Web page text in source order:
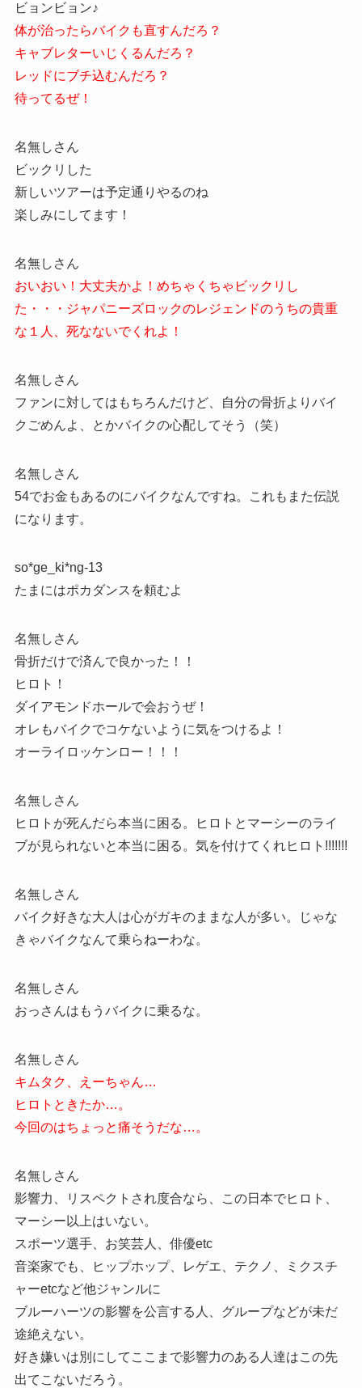
ビョンビョン♪
体が治ったらバイクも直すんだろ？
キャブレターいじくるんだろ？
レッドにブチ込むんだろ？
待ってるぜ！
名無しさん
ビックリした
新しいツアーは予定通りやるのね
楽しみにしてます！
名無しさん
おいおい！大丈夫かよ！めちゃくちゃビックリし
た・・・ジャパニーズロックのレジェンドのうちの貴重
な１人、死なないでくれよ！
名無しさん
ファンに対してはもちろんだけど、自分の骨折よりバイ
クごめんよ、とかバイクの心配してそう（笑）
名無しさん
54でお金もあるのにバイクなんですね。これもまた伝説
になります。
so*ge_ki*ng-13
たまにはポカダンスを頼むよ
名無しさん
骨折だけで済んで良かった！！
ヒロト！
ダイアモンドホールで会おうぜ！
オレもバイクでコケないように気をつけるよ！
オーライロッケンロー！！！
名無しさん
ヒロトが死んだら本当に困る。ヒロトとマーシーのライ
ブが見られないと本当に困る。気を付けてくれヒロト!!!!!!!
名無しさん
バイク好きな大人は心がガキのままな人が多い。じゃな
きゃバイクなんて乗らねーわな。
名無しさん
おっさんはもうバイクに乗るな。
名無しさん
キムタク、えーちゃん…
ヒロトときたか…。
今回のはちょっと痛そうだな…。
名無しさん
影響力、リスペクトされ度合なら、この日本でヒロト、
マーシー以上はいない。
スポーツ選手、お笑芸人、俳優etc
音楽家でも、ヒップホップ、レゲエ、テクノ、ミクスチ
ャーetcなど他ジャンルに
ブルーハーツの影響を公言する人、グループなどが未だ
途絶えない。
好き嫌いは別にしてここまで影響力のある人達はこの先
出てこないだろう。